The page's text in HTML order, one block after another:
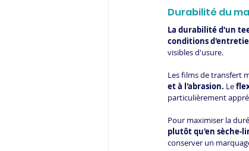
Durabilité du
La durabilité d'un
conditions
visibles d'usure.
Les films de transfert
et à l'abrasion. Le
particulièrement
Pour maximiser la
plutôt qu'en sèche-
conserver un